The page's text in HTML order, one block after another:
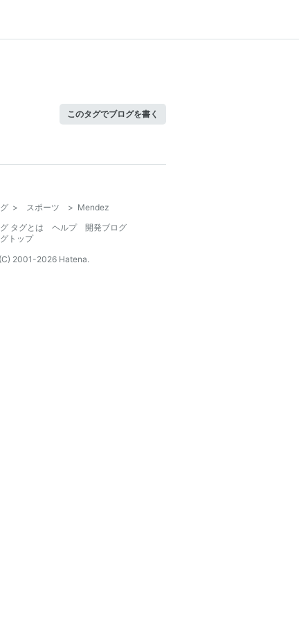
このタグでブログを書く
> スポーツ > Mendez
タグとは
ヘルプ
開発ブログ
トップ
2001-2026 Hatena.